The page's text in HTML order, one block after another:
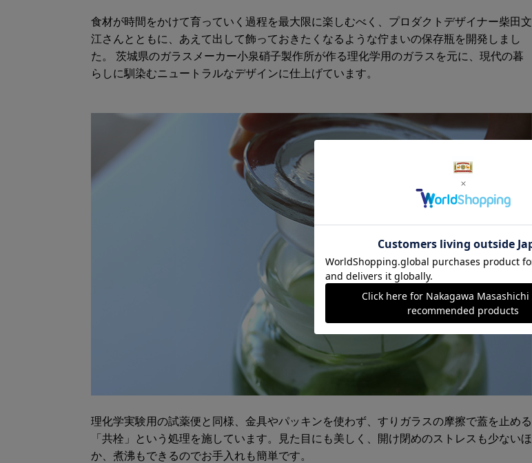
食材が時間をかけて育っていく過程を最大限に楽しむべく、プロダクトデザイナー柴田文
江さんとともに、あえて出して飾っておきたくなるような佇まいの保存瓶を開発しまし
た。 茨城県のガラスメーカー小泉硝子製作所が作る理化学用のガラスを元に、現代の暮
らしに馴染むニュートラルなデザインに仕上げています。
理化学実験用の試薬便と同様、金具やパッキンを使わず、すりガラスの摩擦で蓋を止める
「共栓」という処理を施しています。見た目にも美しく、開け閉めのストレスも少ないほ
か、煮沸もできるのでお手入れも簡単です。